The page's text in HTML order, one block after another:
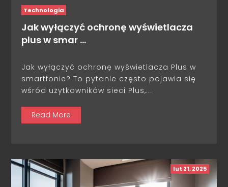
Technologia
Jak wyłączyć ochronę wyświetlacza
plus w smar …
Jak wyłączyć ochronę wyświetlacza Plus w
smartfonie? To pytanie często pojawia się
wśród użytkowników sieci Plus,...
Read More
lut 21, 2025